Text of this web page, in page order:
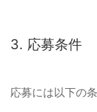
3. 応募条件
応募には以下の